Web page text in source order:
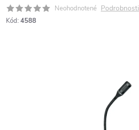
Neohodnotené
Kód: 4588